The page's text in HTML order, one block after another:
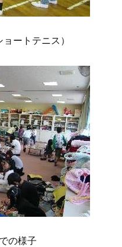
ートテニス）
の様子